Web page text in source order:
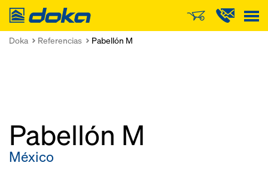
Doka
Doka Referencias Pabellón M
Pabellón M
México